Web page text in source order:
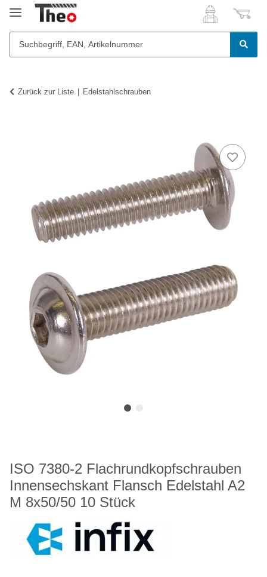
Zurück zur Liste Edelstahlschrauben
ISO 7380-2 Flachrundkopfschrauben
Innensechskant Flansch Edelstahl A2
M 8x50/50 10 Stück